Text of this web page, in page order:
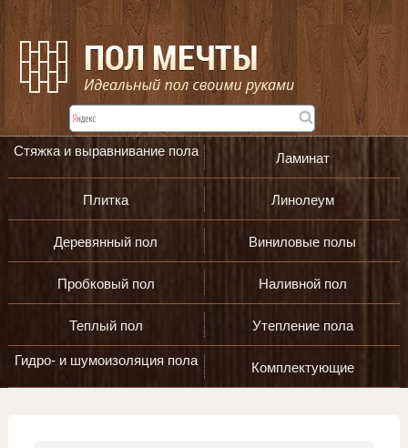
Стяжка и выравнивание пола Ламинат
Плитка Линолеум
Деревянный пол Виниловые полы
Пробковый пол Наливной пол
Теплый пол Утепление пола
Гидро- и шумоизоляция пола Комплектующие